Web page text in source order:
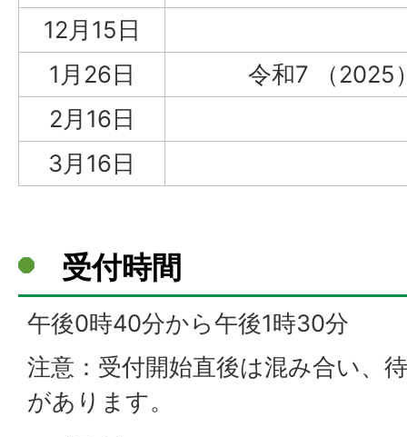
12月15日
1月26日
令和7 （
2月16日
3月16日
受付時間
午後0時40分から午後1時30分
注意：受付開始直後は混み合い、
があります。